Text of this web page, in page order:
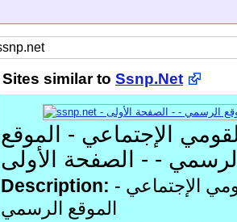
Sites similar to Ssnp.Net
الإجتماعي - الموقع
- - الصفحة الأولى
Description:
الموقع الرسمي